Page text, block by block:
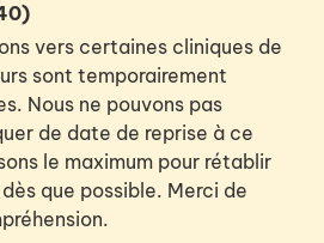
vers certaines cliniques de
sont temporairement
Nous ne pouvons pas
de date de reprise à ce
le maximum pour rétablir
que possible. Merci de